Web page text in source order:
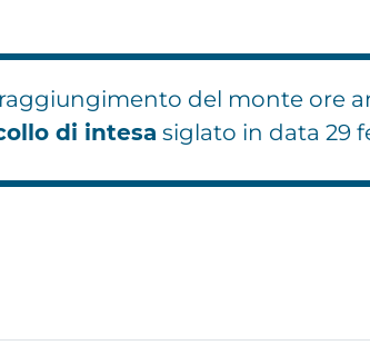
del monte ore
di intesa siglato in data 29